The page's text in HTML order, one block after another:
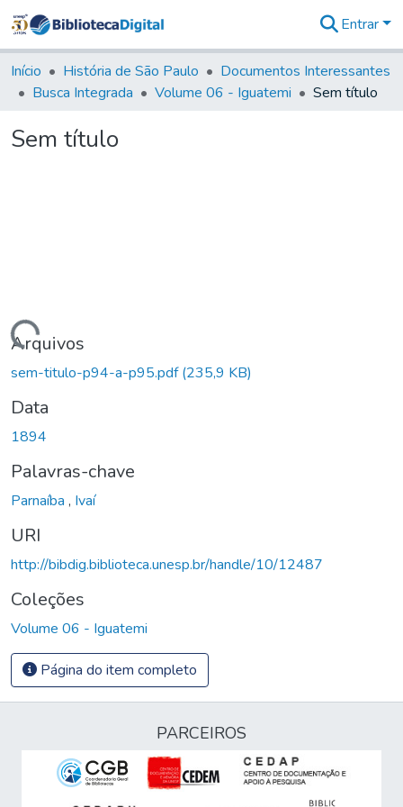
&
Coleções
Tudo na
Entrar
Início História de São Paulo
Documentos Interessantes
Busca Integrada
Volume 06 - Iguatemi Sem título
Sem título
Carregando...
Arquivos
sem-titulo-p94-a-p95.pdf(235,9 KB)
Data
1894
Palavras-chave
Parnaíba , Ivaí
URI
http://bibdig.biblioteca.unesp.br/handle/10/12487
Coleções
Volume 06 - Iguatemi
Página do item completo
PARCEIROS